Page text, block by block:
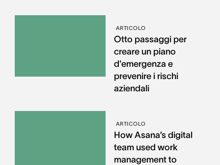
ARTICOLO
Otto passaggi per
creare un piano
d'emergenza e
prevenire i rischi
aziendali
ARTICOLO
How Asana’s digital
team used work
management to